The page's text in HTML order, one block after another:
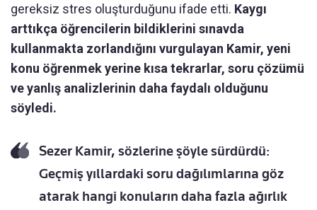
gereksiz stres oluşturduğunu ifade etti. Kaygı
arttıkça öğrencilerin bildiklerini sınavda
kullanmakta zorlandığını vurgulayan Kamir, yeni
konu öğrenmek yerine kısa tekrarlar, soru çözümü
ve yanlış analizlerinin daha faydalı olduğunu
söyledi.
Sezer Kamir, sözlerine şöyle sürdürdü:
Geçmiş yıllardaki soru dağılımlarına göz
atarak hangi konuların daha fazla ağırlık